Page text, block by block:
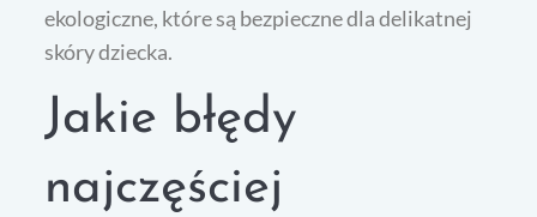
ekologiczne, które są bezpieczne dla delikatnej
skóry dziecka.
Jakie błędy
najczęściej